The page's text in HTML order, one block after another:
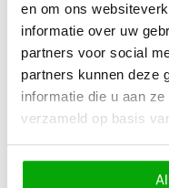
en om ons
informatie over uw
partners voor social
partners kunnen deze
informatie die u aan
verzameld op basis
Hoogte elektrisch
Diepte werkblad:
Diepte aanbouw:
Bladdikte: 3,8 cm
Premium